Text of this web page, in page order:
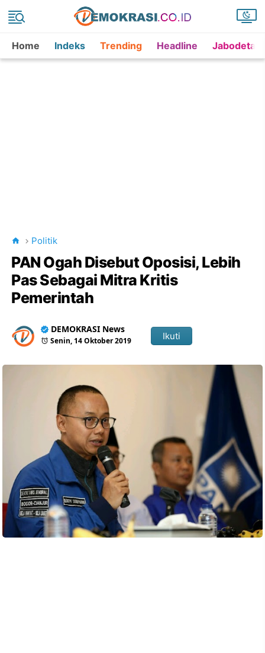
Home Indeks Trending Headline
Politik
PAN Ogah Disebut Oposisi, Lebih
Pas Sebagai Mitra Kritis
Pemerintah
DEMOKRASI News
Senin, 14 Oktober 2019 Ikuti